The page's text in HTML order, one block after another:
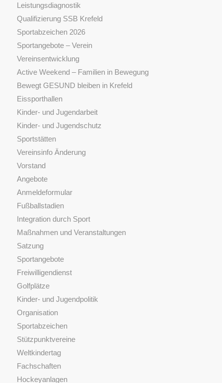
Leistungsdiagnostik
Qualifizierung SSB Krefeld
Sportabzeichen 2026
Sportangebote – Verein
Vereinsentwicklung
Active Weekend – Familien in Bewegung
Bewegt GESUND bleiben in Krefeld
Eissporthallen
Kinder- und Jugendarbeit
Kinder- und Jugendschutz
Sportstätten
Vereinsinfo Änderung
Vorstand
Angebote
Anmeldeformular
Fußballstadien
Integration durch Sport
Maßnahmen und Veranstaltungen
Satzung
Sportangebote
Freiwilligendienst
Golfplätze
Kinder- und Jugendpolitik
Organisation
Sportabzeichen
Stützpunktvereine
Weltkindertag
Fachschaften
Hockeyanlagen